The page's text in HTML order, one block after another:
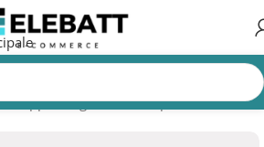
/Gruppi refrigeranti e evaporativi barche